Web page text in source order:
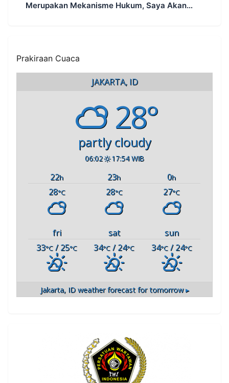
Merupakan Mekanisme Hukum, Saya Akan
Prakiraan Cuaca
JAKARTA, ID
28°
partly cloudy
06:02 17:54 WIB
22h 23h 0h
28°C 28°C 27°C
fri sat
sun
33°C / 25°C 34°C / 24°C 34°C/ 24°C
Jakarta, IDweather forecast for tomorrow ▸